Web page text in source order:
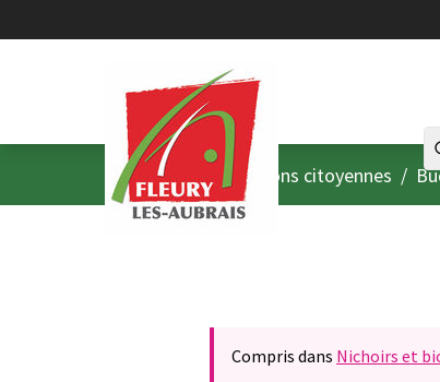
AccueilMenu principal
/ Consultations citoyennes /
Compris dans Nichoirs et